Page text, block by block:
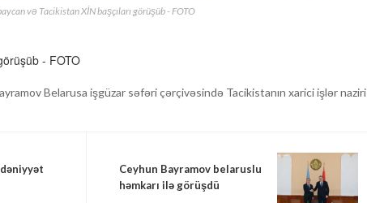
və Tacikistan XİN başçıları görüşüb - FOTO
Belarusa işgüzar səfəri çərçivəsində Tacikistanın xarici işlər naziri
Ceyhun Bayramov belaruslu
həmkarı ilə görüşdü